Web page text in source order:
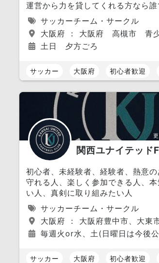
運営から力を貸してくれる方なら誰
サッカーチーム・サークル
大阪府 ： 大阪府 高槻市 青
土日 夕方ごろ
サッカー 大阪府 初心者歓迎
関西ユナイテッド
初心者、未経験者、経験者、熱意
守れる人、楽しく参加できる人、
い人、真剣に取り組みたい人
サッカーチーム・サークル
大阪府 ： 大阪府豊中市、大東
毎週火or水、土(日曜日は今後
サッカー 大阪府 初心者歓迎